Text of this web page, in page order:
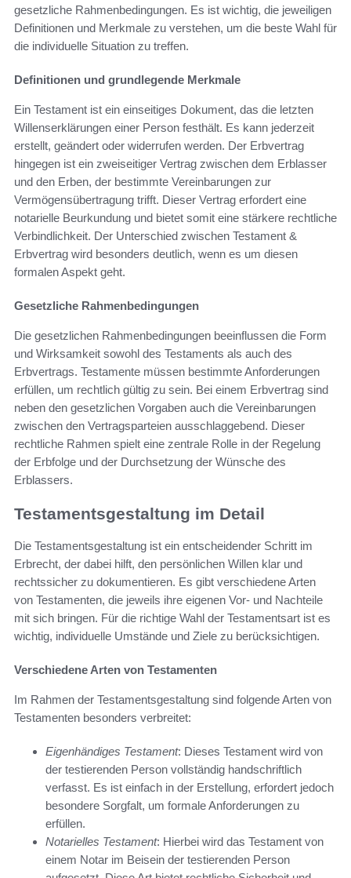
gesetzliche Rahmenbedingungen. Es ist wichtig, die jeweiligen
Definitionen und Merkmale zu verstehen, um die beste Wahl für
die individuelle Situation zu treffen.
Definitionen und grundlegende Merkmale
Ein Testament ist ein einseitiges Dokument, das die letzten
Willenserklärungen einer Person festhält. Es kann jederzeit
erstellt, geändert oder widerrufen werden. Der Erbvertrag
hingegen ist ein zweiseitiger Vertrag zwischen dem Erblasser
und den Erben, der bestimmte Vereinbarungen zur
Vermögensübertragung trifft. Dieser Vertrag erfordert eine
notarielle Beurkundung und bietet somit eine stärkere rechtliche
Verbindlichkeit. Der Unterschied zwischen Testament &
Erbvertrag wird besonders deutlich, wenn es um diesen
formalen Aspekt geht.
Gesetzliche Rahmenbedingungen
Die gesetzlichen Rahmenbedingungen beeinflussen die Form
und Wirksamkeit sowohl des Testaments als auch des
Erbvertrags. Testamente müssen bestimmte Anforderungen
erfüllen, um rechtlich gültig zu sein. Bei einem Erbvertrag sind
neben den gesetzlichen Vorgaben auch die Vereinbarungen
zwischen den Vertragsparteien ausschlaggebend. Dieser
rechtliche Rahmen spielt eine zentrale Rolle in der Regelung
der Erbfolge und der Durchsetzung der Wünsche des
Erblassers.
Testamentsgestaltung im Detail
Die Testamentsgestaltung ist ein entscheidender Schritt im
Erbrecht, der dabei hilft, den persönlichen Willen klar und
rechtssicher zu dokumentieren. Es gibt verschiedene Arten
von Testamenten, die jeweils ihre eigenen Vor- und Nachteile
mit sich bringen. Für die richtige Wahl der Testamentsart ist es
wichtig, individuelle Umstände und Ziele zu berücksichtigen.
Verschiedene Arten von Testamenten
Im Rahmen der Testamentsgestaltung sind folgende Arten von
Testamenten besonders verbreitet:
Eigenhändiges Testament: Dieses Testament wird von
der testierenden Person vollständig handschriftlich
verfasst. Es ist einfach in der Erstellung, erfordert jedoch
besondere Sorgfalt, um formale Anforderungen zu
erfüllen.
Notarielles Testament: Hierbei wird das Testament von
einem Notar im Beisein der testierenden Person